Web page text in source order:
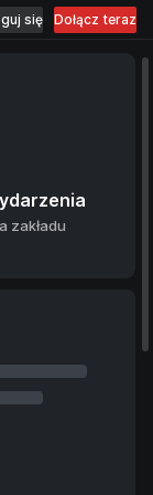
się Dołącz teraz
zakładu